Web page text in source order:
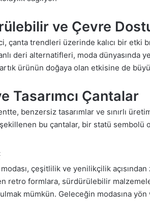
ve Çevre
çanta trendleri üzerinde kalıcı bir etki
deri alternatifleri, moda dünyasında
ürünün doğaya olan etkisine de
Tasarımcı Çantalar
benzersiz tasarımlar ve sınırlı
bu çantalar, bir statü sembolü
çeşitlilik ve yenilikçilik
retro formlara, sürdürülebilir
mümkün. Geleceğin modasına